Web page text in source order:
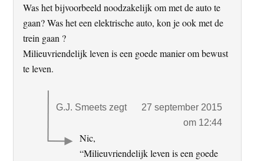
Was het bijvoorbeeld noodzakelijk om met de auto te
gaan? Was het een elektrische auto, kon je ook met de
trein gaan ?
Milieuvriendelijk leven is een goede manier om bewust
te leven.
G.J. Smeets zegt
27 september 2015
om 12:44
Nic,
“Milieuvriendelijk leven is een goede